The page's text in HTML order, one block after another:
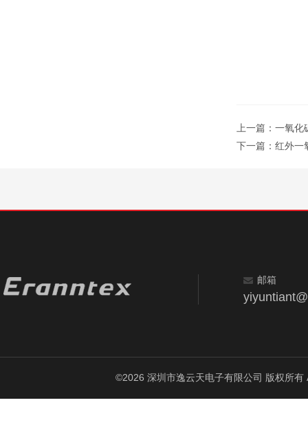
上一篇： 一氧化
下一篇： 红外一
邮箱
©2026 深圳市逸云天电子有限公司 版权所有